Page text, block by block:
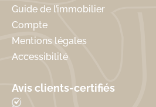
Guide de l’immobilier
Compte
Mentions légales
Accessibilité
Avis clients-certifiés